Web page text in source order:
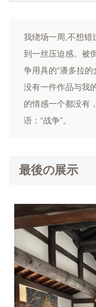
我绕场一周,不想错
到一丝压迫感。被
争用具的“潘多拉
没有一件作品与我
的情感一个都没有
语：“战争”。
最後の展示